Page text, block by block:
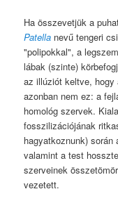
Ha összevetjük a
Patella nevű tengeri
"polipokkal", a
lábak (szinte)
az illúziót keltve,
azonban nem ez: a
homológ szervek.
fosszilizációjának
hagyatkoznunk)
valamint a test
szerveinek
vezetett.